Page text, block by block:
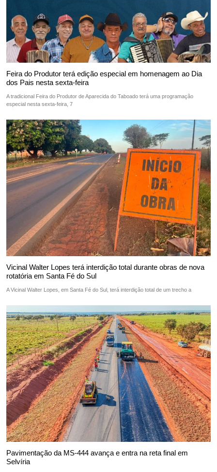
Feira do Produtor terá edição especial em homenagem ao Dia
dos Pais nesta sexta-feira
A tradicional Feira do Produtor de Aparecida do Taboado terá uma programação
especial nesta sexta-feira, 7
Vicinal Walter Lopes terá interdição total durante obras de nova
rotatória em Santa Fé do Sul
A Vicinal Walter Lopes, em Santa Fé do Sul, terá interdição total de um trecho a
Pavimentação da MS-444 avança e entra na reta final em
Selvíria